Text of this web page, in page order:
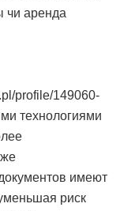
чи аренда
profile/149060-
технологиями
имеют
риск